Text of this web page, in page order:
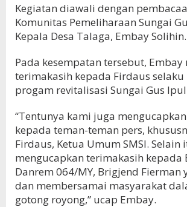
Kegiatan diawali dengan
Komunitas Pemeliharaan Sungai
Kepala Desa Talaga, Embay Solihin.
Pada kesempatan tersebut, Embay
terimakasih kepada Firdaus
progam revitalisasi Sungai Gus
“Tentunya kami juga
kepada teman-teman pers,
Firdaus, Ketua Umum SMSI. Selain
mengucapkan terimakasih kepada
Danrem 064/MY, Brigjend Fierman
dan membersamai masyarakat
gotong royong,” ucap Embay.